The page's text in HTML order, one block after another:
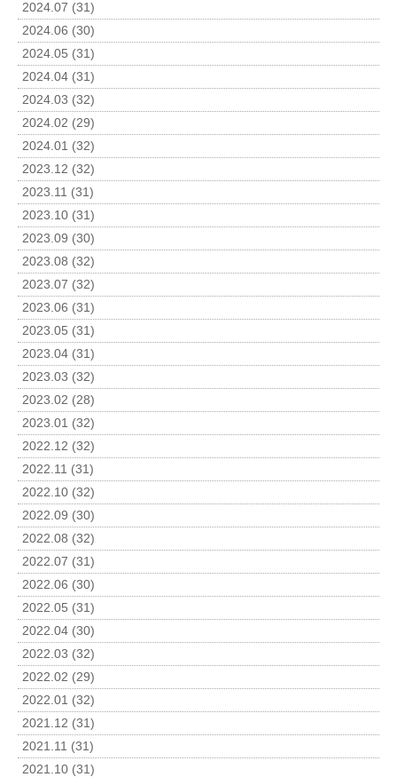
2024.07 (31)
2024.06 (30)
2024.05 (31)
2024.04 (31)
2024.03 (32)
2024.02 (29)
2024.01 (32)
2023.12 (32)
2023.11 (31)
2023.10 (31)
2023.09 (30)
2023.08 (32)
2023.07 (32)
2023.06 (31)
2023.05 (31)
2023.04 (31)
2023.03 (32)
2023.02 (28)
2023.01 (32)
2022.12 (32)
2022.11 (31)
2022.10 (32)
2022.09 (30)
2022.08 (32)
2022.07 (31)
2022.06 (30)
2022.05 (31)
2022.04 (30)
2022.03 (32)
2022.02 (29)
2022.01 (32)
2021.12 (31)
2021.11 (31)
2021.10 (31)